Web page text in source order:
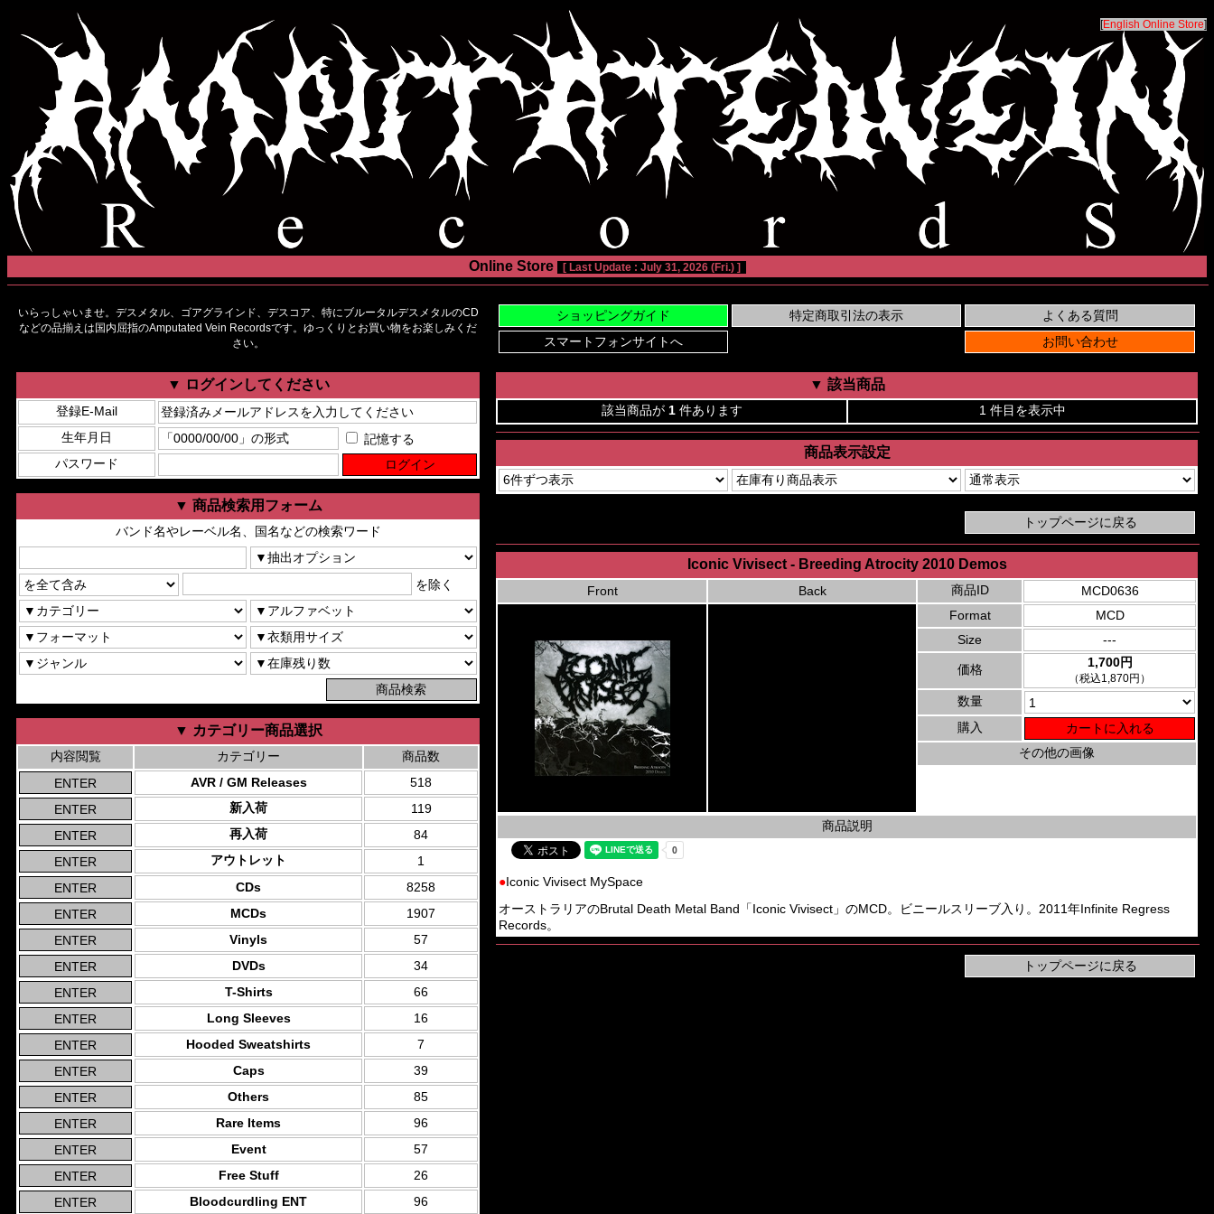
[English Online Store]
Online Store [ Last Update : July 31, 2026 (Fri.) ]
いらっしゃいませ。デスメタル、ゴアグラインド、デスコア、特にブルータルデスメタルのCD
などの品揃えは国内屈指のAmputated Vein Recordsです。ゆっくりとお買い物をお楽しみくだ
さい。
▼ ログインしてください
登録E-Mail
生年月日
記憶する
パスワード
▼ 商品検索用フォーム
バンド名やレーベル名、国名などの検索ワード
を除く
▼ カテゴリー商品選択
内容閲覧 カテゴリー
商品数
AVR / GM Releases
518
新入荷
119
再入荷
84
アウトレット
1
CDs
8258
MCDs
1907
Vinyls
57
DVDs
34
T-Shirts
66
Long Sleeves
16
Hooded Sweatshirts
7
Caps
39
Others
85
Rare Items
96
Event
57
Free Stuff
26
Bloodcurdling ENT
96
▼ 該当商品
該当商品が 1 件あります 1 件目を表示中
商品表示設定
Iconic Vivisect - Breeding Atrocity 2010 Demos
Front Back 商品ID
MCD0636
Format
MCD
Size
---
価格 1,700円
（税込1,870円）
数量
購入
その他の画像
商品説明
●Iconic Vivisect MySpace
オーストラリアのBrutal Death Metal Band「Iconic Vivisect」のMCD。ビニールスリーブ入り。2011年Infinite Regress
Records。